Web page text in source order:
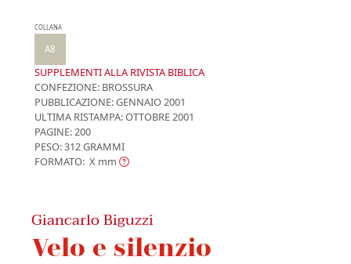
COLLANA
A8
SUPPLEMENTI ALLA RIVISTA BIBLICA
CONFEZIONE: BROSSURA
PUBBLICAZIONE:GENNAIO 2001
ULTIMA RISTAMPA:OTTOBRE 2001
PAGINE: 200
PESO: 312 GRAMMI
FORMATO: X mm
Giancarlo Biguzzi
Velo e silenzio